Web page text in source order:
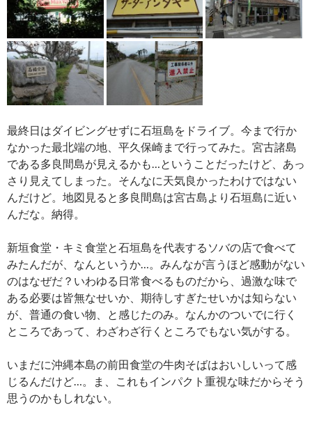
最終日はダイビングせずに石垣島をドライブ。今まで行か
なかった最北端の地、平久保崎まで行ってみた。宮古諸島
である多良間島が見えるかも…ということだったけど、あっ
さり見えてしまった。そんなに天気良かったわけではない
んだけど。地図見ると多良間島は宮古島より石垣島に近い
んだな。納得。
新垣食堂・キミ食堂と石垣島を代表するソバの店で食べて
みたんだが、なんというか…。みんなが言うほど感動がない
のはなぜだ？いわゆる日常食べるものだから、過激な味で
ある必要は皆無なせいか、期待しすぎたせいかは知らない
が、普通の食い物、と感じたのみ。なんかのついでに行く
ところであって、わざわざ行くところでもない気がする。
いまだに沖縄本島の前田食堂の牛肉そばはおいしいって感
じるんだけど…。ま、これもインパクト重視な味だからそう
思うのかもしれない。